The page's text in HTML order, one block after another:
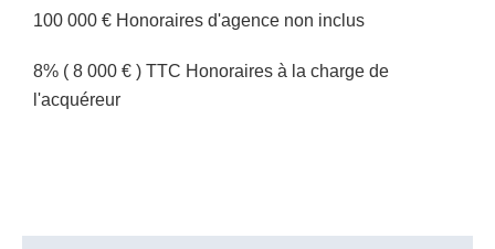
100 000 € Honoraires d'agence non inclus
8% ( 8 000 € ) TTC Honoraires à la charge de
l'acquéreur